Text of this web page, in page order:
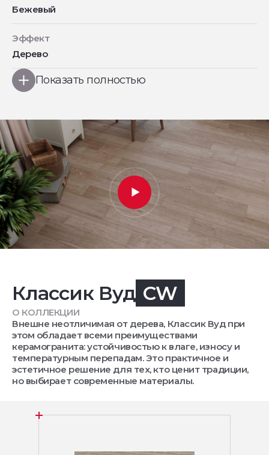
Бежевый
Эффект
Дерево
Показать полностью
Классик Вуд CW
О КОЛЛЕКЦИИ
Внешне неотличимая от дерева, Классик Вуд при
этом обладает всеми преимуществами
керамогранита: устойчивостью к влаге, износу и
температурным перепадам. Это практичное и
эстетичное решение для тех, кто ценит традиции,
но выбирает современные материалы.